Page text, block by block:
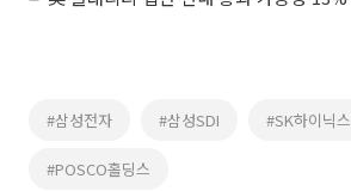
#삼성전자 #삼성SDI #SK하이닉스
#POSCO홀딩스